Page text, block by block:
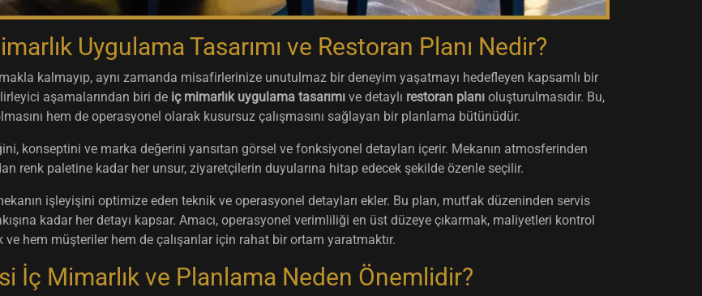
Uygulama Tasarımı ve Restoran Planı Nedir?
kalmayıp, aynı zamanda misafirlerinize unutulmaz bir deneyim yaşatmayı hedefleyen kapsamlı bir
aşamalarından biri de iç mimarlık uygulama tasarımı ve detaylı restoran planı oluşturulmasıdır. Bu,
hem de operasyonel olarak kusursuz çalışmasını sağlayan bir planlama bütünüdür.
konseptini ve marka değerini yansıtan görsel ve fonksiyonel detayları içerir. Mekanın atmosferinden
renk paletine kadar her unsur, ziyaretçilerin duyularına hitap edecek şekilde özenle seçilir.
işleyişini optimize eden teknik ve operasyonel detayları ekler. Bu plan, mutfak düzeninden servis
kadar her detayı kapsar. Amacı, operasyonel verimliliği en üst düzeye çıkarmak, maliyetleri kontrol
ve hem müşteriler hem de çalışanlar için rahat bir ortam yaratmaktır.
İç Mimarlık ve Planlama Neden Önemlidir?